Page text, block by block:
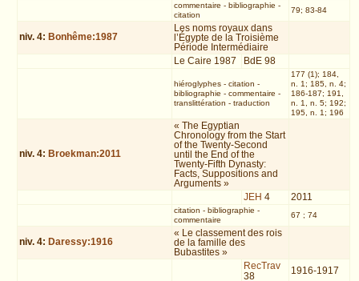
commentaire - bibliographie -
citation
79; 83-84
niv. 4: Bonhême:1987
Les noms royaux dans
l’Égypte de la Troisième
Période Intermédiaire
Le Caire 1987
BdE 98
hiéroglyphes- citation -
bibliographie - commentaire -
translittération - traduction
177 (1); 184,
n. 1; 185, n. 4;
186-187; 191,
n. 1, n. 5; 192;
195, n. 1; 196
niv. 4: Broekman:2011
« The Egyptian
Chronology from the Start
of the Twenty-Second
until the End of the
Twenty-Fifth Dynasty:
Facts, Suppositions and
Arguments »
JEH 4 2011
citation - bibliographie -
commentaire
67 ; 74
niv. 4: Daressy:1916
« Le classement des rois
de la famille des
Bubastites »
RecTrav
38
1916-1917